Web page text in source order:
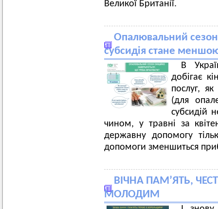
Великої Британії.
Опалювальний сезон
субсидія стане
В
добігає
послуг,
(для
субсидій
чином, у травні за
державну допомогу
допомоги зменшиться
ВІЧНА ПАМ’ЯТЬ,
МОЛОДИМ